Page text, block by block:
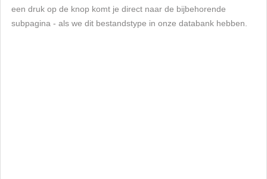
een druk op de knop komt je direct naar de bijbehorende
subpagina - als we dit bestandstype in onze databank hebben.